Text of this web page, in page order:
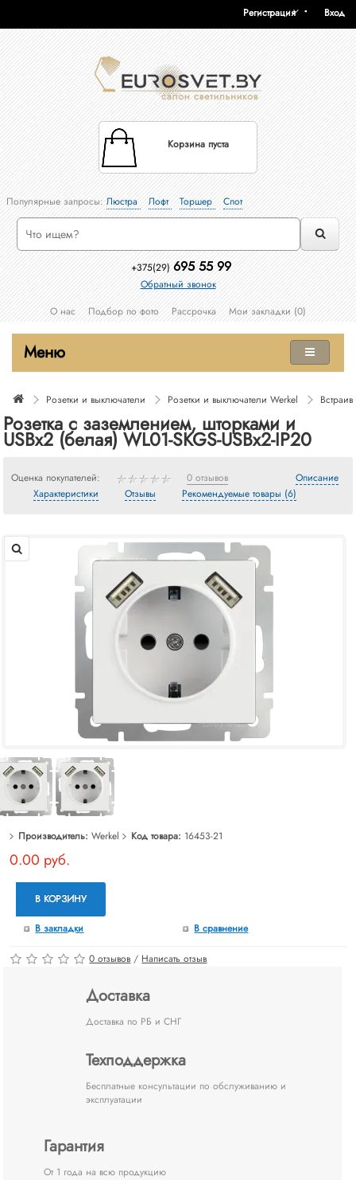
Вход
Регистрация
Корзина пуста
Популярные запросы:Люстра Лофт Торшер Спот
+375(29) 695 55 99
Обратный звонок
О нас
Подбор по фото Рассрочка Мои закладки (0)
Меню
Розетки и выключатели Розетки и выключатели Werkel
Розетка с заземлением, шторками и
USBх2 (белая) WL01-SKGS-USBx2-IP20
Оценка покупателей: 0 отзывов
Описание
Характеристики
Отзывы Рекомендуемые товары (6)
Производитель: Werkel Код товара: 16453-21
0.00 руб.
В КОРЗИНУ
В закладки В сравнение
0 отзывов / Написать отзыв
Доставка
Доставка по РБ и СНГ
Техподдержка
Бесплатные консультации по обслуживанию и
эксплуатации
Гарантия
От 1 года на всю продукцию